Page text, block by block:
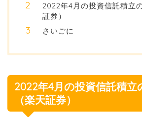
2022年4月の投資信託積立
証券）
さいごに
2022年4月の投資信託積立
（楽天証券）